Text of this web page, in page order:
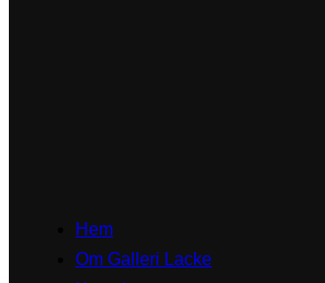
Hem
Om Galleri Lacke